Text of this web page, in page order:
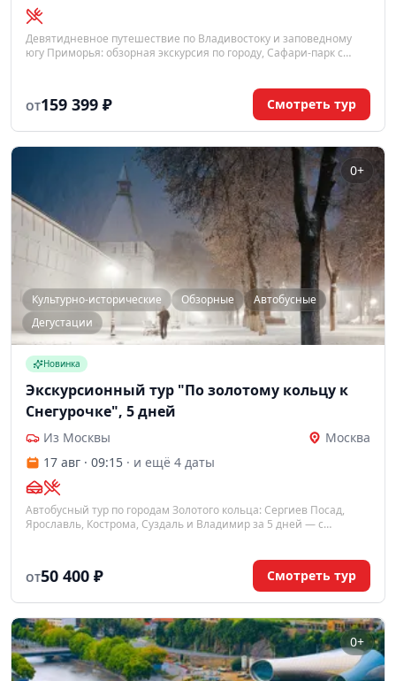
Девятидневное путешествие по Владивостоку и заповедному
югу Приморья: обзорная экскурсия по городу, Сафари-парк с
ОТ159 399 ₽ Смотреть тур
0+
Культурно-исторические Обзорные
Автобусные
Дегустации
Новинка
Экскурсионный тур "По золотому кольцу к
Снегурочке", 5 дней
Из Москвы
Москва
17 авг · 09:15 · и ещё 4 даты
Автобусный тур по городам Золотого кольца: Сергиев Посад,
Ярославль, Кострома, Суздаль и Владимир за 5 дней — с
ОТ50 400 ₽ Смотреть тур
0+